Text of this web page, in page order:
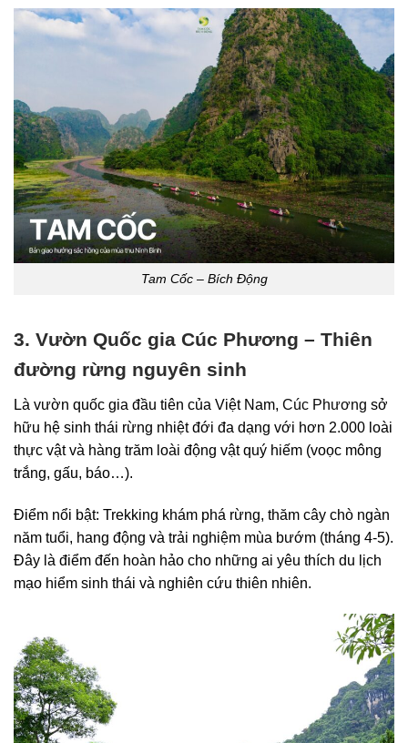
Tam Cốc – Bích Động
3. Vườn Quốc gia Cúc Phương – Thiên
đường rừng nguyên sinh
Là vườn quốc gia đầu tiên của Việt Nam, Cúc Phương sở
hữu hệ sinh thái rừng nhiệt đới đa dạng với hơn 2.000 loài
thực vật và hàng trăm loài động vật quý hiếm (voọc mông
trắng, gấu, báo…).
Điểm nổi bật: Trekking khám phá rừng, thăm cây chò ngàn
năm tuổi, hang động và trải nghiệm mùa bướm (tháng 4-5).
Đây là điểm đến hoàn hảo cho những ai yêu thích du lịch
mạo hiểm sinh thái và nghiên cứu thiên nhiên.